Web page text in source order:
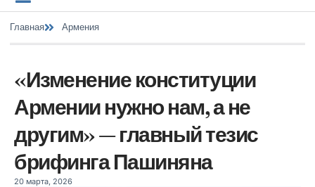
Главная Армения
«Изменение конституции
Армении нужно нам, а не
другим» — главный тезис
брифинга Пашиняна
20 марта, 2026